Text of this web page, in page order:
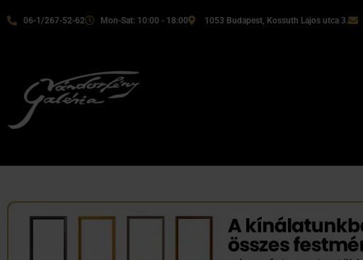
06-1/267-52-62 Mon-Sat: 10:00 - 18:00 1053 Budapest, Kossuth Lajos utca 3.